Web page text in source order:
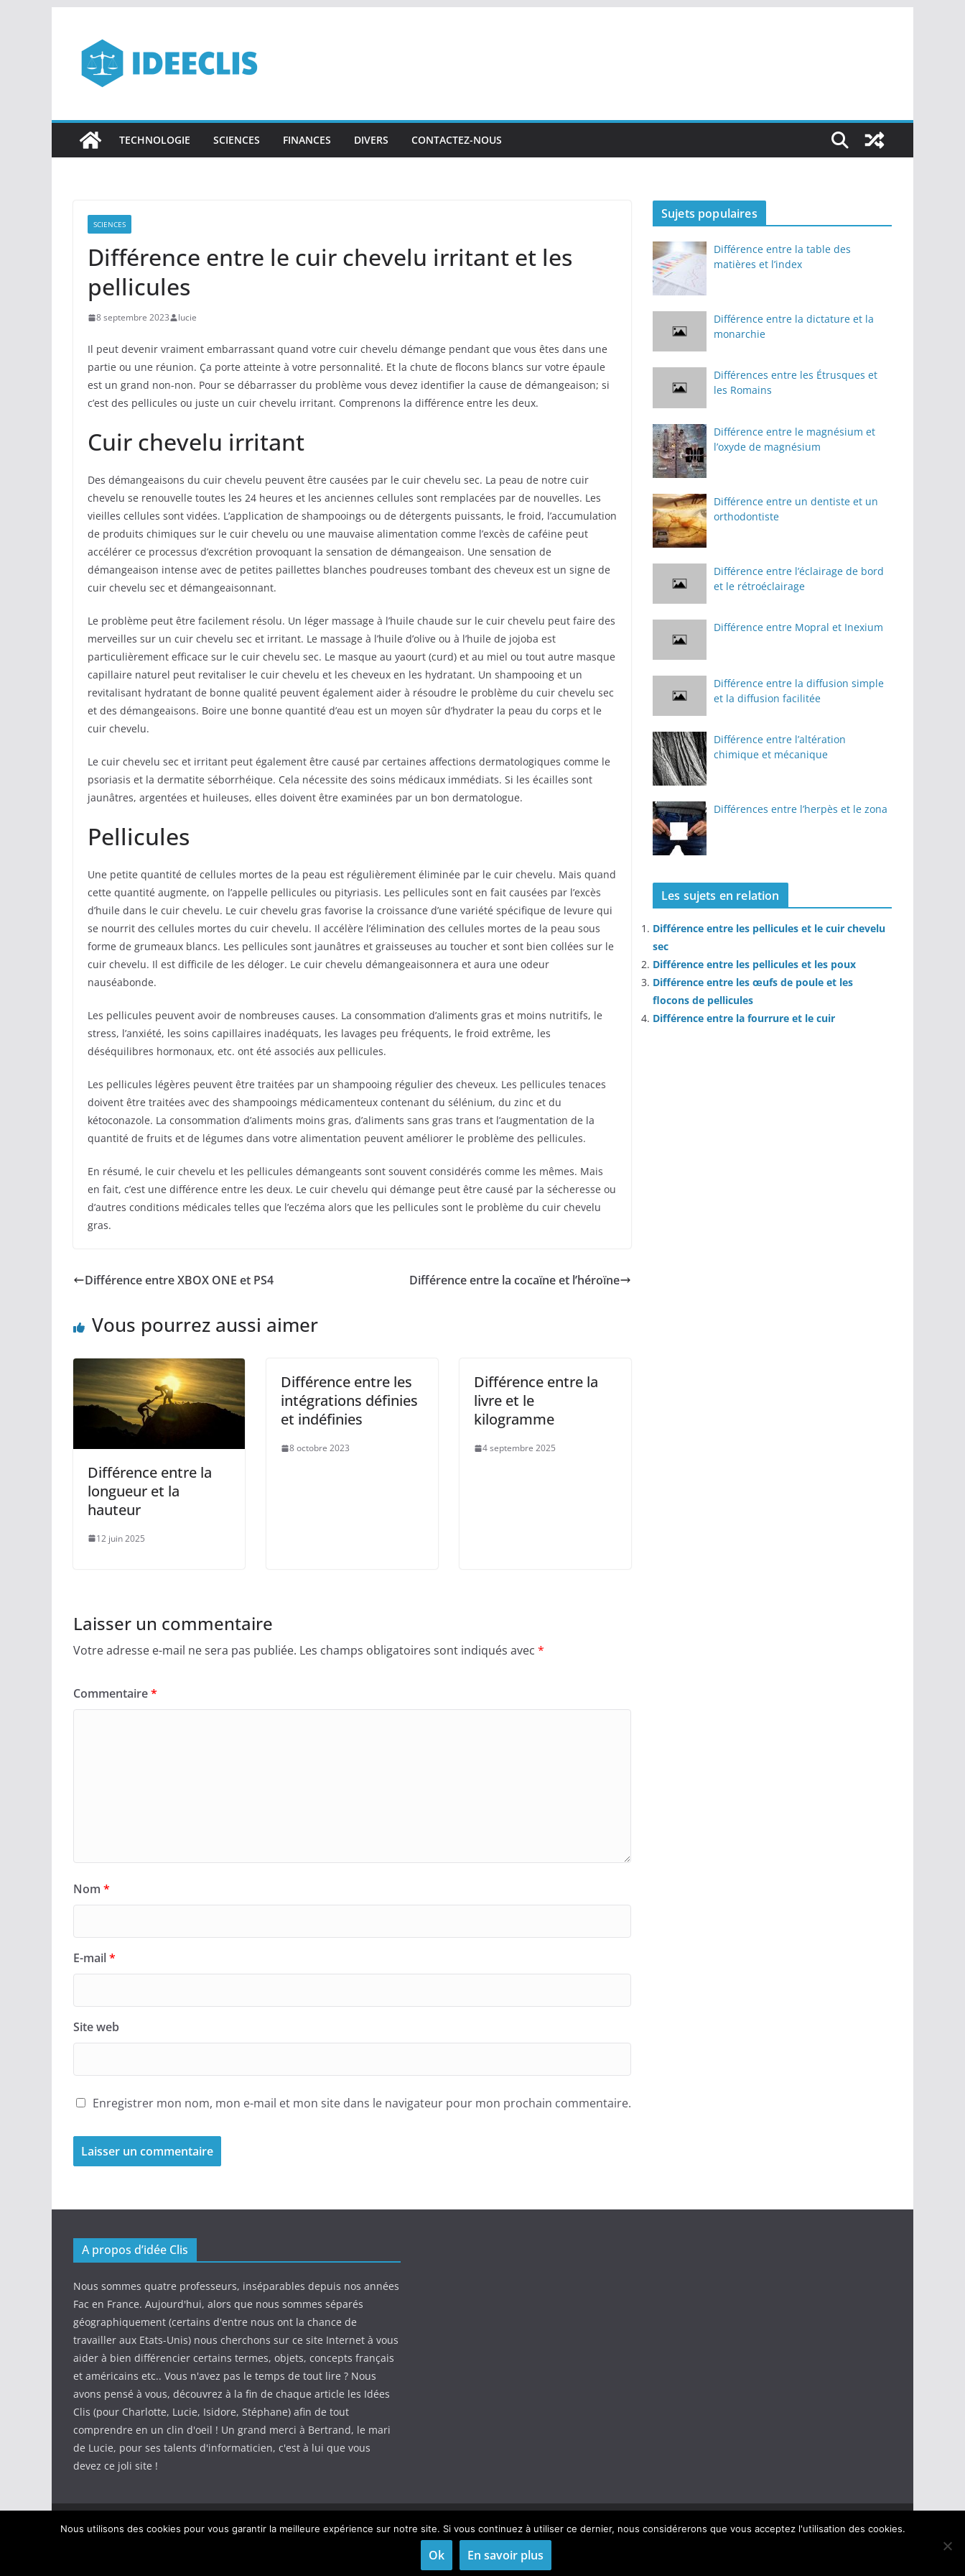
contenu
TECHNOLOGIE SCIENCES FINANCES DIVERS CONTACTEZ-NOUS
SCIENCES
Différence entre le cuir chevelu irritant et les
pellicules
8 septembre 2023 lucie
Il peut devenir vraiment embarrassant quand votre cuir chevelu démange pendant que vous êtes dans une
partie ou une réunion. Ça porte atteinte à votre personnalité. Et la chute de flocons blancs sur votre épaule
est un grand non-non. Pour se débarrasser du problème vous devez identifier la cause de démangeaison; si
c’est des pellicules ou juste un cuir chevelu irritant. Comprenons la différence entre les deux.
Cuir chevelu irritant
Des démangeaisons du cuir chevelu peuvent être causées par le cuir chevelu sec. La peau de notre cuir
chevelu se renouvelle toutes les 24 heures et les anciennes cellules sont remplacées par de nouvelles. Les
vieilles cellules sont vidées. L’application de shampooings ou de détergents puissants, le froid, l’accumulation
de produits chimiques sur le cuir chevelu ou une mauvaise alimentation comme l’excès de caféine peut
accélérer ce processus d’excrétion provoquant la sensation de démangeaison. Une sensation de
démangeaison intense avec de petites paillettes blanches poudreuses tombant des cheveux est un signe de
cuir chevelu sec et démangeaisonnant.
Le problème peut être facilement résolu. Un léger massage à l’huile chaude sur le cuir chevelu peut faire des
merveilles sur un cuir chevelu sec et irritant. Le massage à l’huile d’olive ou à l’huile de jojoba est
particulièrement efficace sur le cuir chevelu sec. Le masque au yaourt (curd) et au miel ou tout autre masque
capillaire naturel peut revitaliser le cuir chevelu et les cheveux en les hydratant. Un shampooing et un
revitalisant hydratant de bonne qualité peuvent également aider à résoudre le problème du cuir chevelu sec
et des démangeaisons. Boire une bonne quantité d’eau est un moyen sûr d’hydrater la peau du corps et le
cuir chevelu.
Le cuir chevelu sec et irritant peut également être causé par certaines affections dermatologiques comme le
psoriasis et la dermatite séborrhéique. Cela nécessite des soins médicaux immédiats. Si les écailles sont
jaunâtres, argentées et huileuses, elles doivent être examinées par un bon dermatologue.
Pellicules
Une petite quantité de cellules mortes de la peau est régulièrement éliminée par le cuir chevelu. Mais quand
cette quantité augmente, on l’appelle pellicules ou pityriasis. Les pellicules sont en fait causées par l’excès
d’huile dans le cuir chevelu. Le cuir chevelu gras favorise la croissance d’une variété spécifique de levure qui
se nourrit des cellules mortes du cuir chevelu. Il accélère l’élimination des cellules mortes de la peau sous
forme de grumeaux blancs. Les pellicules sont jaunâtres et graisseuses au toucher et sont bien collées sur le
cuir chevelu. Il est difficile de les déloger. Le cuir chevelu démangeaisonnera et aura une odeur
nauséabonde.
Les pellicules peuvent avoir de nombreuses causes. La consommation d’aliments gras et moins nutritifs, le
stress, l’anxiété, les soins capillaires inadéquats, les lavages peu fréquents, le froid extrême, les
déséquilibres hormonaux, etc. ont été associés aux pellicules.
Les pellicules légères peuvent être traitées par un shampooing régulier des cheveux. Les pellicules tenaces
doivent être traitées avec des shampooings médicamenteux contenant du sélénium, du zinc et du
kétoconazole. La consommation d’aliments moins gras, d’aliments sans gras trans et l’augmentation de la
quantité de fruits et de légumes dans votre alimentation peuvent améliorer le problème des pellicules.
En résumé, le cuir chevelu et les pellicules démangeants sont souvent considérés comme les mêmes. Mais
en fait, c’est une différence entre les deux. Le cuir chevelu qui démange peut être causé par la sécheresse ou
d’autres conditions médicales telles que l’eczéma alors que les pellicules sont le problème du cuir chevelu
gras.
Différence entre XBOX ONE et PS4 Différence entre la cocaïne et l’héroïne
Vous pourrez aussi aimer
Différence entre la
longueur et la
hauteur
12 juin 2025
Différence entre les
intégrations définies
et indéfinies
8 octobre 2023
Différence entre la
livre et le
kilogramme
4 septembre 2025
Laisser un commentaire
Votre adresse e-mail ne sera pas publiée. Les champs obligatoires sont indiqués avec *
Commentaire*
Nom *
E-mail*
Site web
Enregistrer mon nom, mon e-mail et mon site dans le navigateur pour mon prochain commentaire.
Sujets populaires
Différence entre la table des
matières et l’index
Différence entre la dictature et la
monarchie
Différences entre les Étrusques et
les Romains
Différence entre le magnésium et
l’oxyde de magnésium
Différence entre un dentiste et un
orthodontiste
Différence entre l’éclairage de bord
et le rétroéclairage
Différence entre Mopral et Inexium
Différence entre la diffusion simple
et la diffusion facilitée
Différence entre l’altération
chimique et mécanique
Différences entre l’herpès et le zona
Les sujets en relation
Différence entre les pellicules et le cuir chevelu
sec
Différence entre les pellicules et les poux
Différence entre les œufs de poule et les
flocons de pellicules
Différence entre la fourrure et le cuir
A propos d’idée Clis
Nous sommes quatre professeurs, inséparables depuis nos années
Fac en France. Aujourd'hui, alors que nous sommes séparés
géographiquement (certains d'entre nous ont la chance de
travailler aux Etats-Unis) nous cherchons sur ce site Internet à vous
aider à bien différencier certains termes, objets, concepts français
et américains etc.. Vous n'avez pas le temps de tout lire ? Nous
avons pensé à vous, découvrez à la fin de chaque article les Idées
Clis (pour Charlotte, Lucie, Isidore, Stéphane) afin de tout
comprendre en un clin d'oeil ! Un grand merci à Bertrand, le mari
de Lucie, pour ses talents d'informaticien, c'est à lui que vous
devez ce joli site !
Copyright © 2026IdeeClis. Tous droits réservés.
Nous utilisons des cookies pour vous garantir la meilleure expérience sur notre site. Si vous continuez à utiliser ce dernier, nous considérerons que vous acceptez l'utilisation des cookies.
Ok En savoir plus